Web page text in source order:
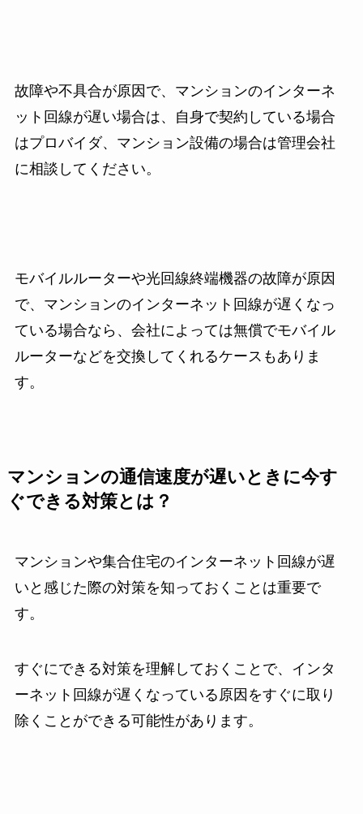
故障や不具合が原因で、マンションのインターネ
ット回線が遅い場合は、自身で契約している場合
はプロバイダ、マンション設備の場合は管理会社
に相談してください。
モバイルルーターや光回線終端機器の故障が原因
で、マンションのインターネット回線が遅くなっ
ている場合なら、会社によっては無償でモバイル
ルーターなどを交換してくれるケースもありま
す。
マンションの通信速度が遅いときに今す
ぐできる対策とは？
マンションや集合住宅のインターネット回線が遅
いと感じた際の対策を知っておくことは重要で
す。
すぐにできる対策を理解しておくことで、インタ
ーネット回線が遅くなっている原因をすぐに取り
除くことができる可能性があります。